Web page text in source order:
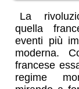
La
quella
eventi più
moderna.
francese
regime